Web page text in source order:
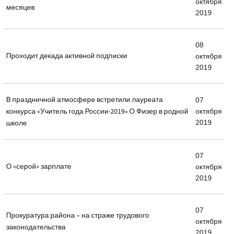
месяцев
октября
2019
Проходит декада активной подписки
08
октября
2019
В праздничной атмосфере встретили лауреата
конкурса «Учитель года России-2019» О.Физер в родной
школе
07
октября
2019
О «серой» зарплате
07
октября
2019
Прокуратура района – на страже трудового
законодательства
07
октября